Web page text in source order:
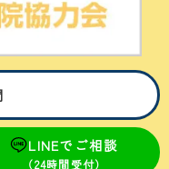
Reserved.
LINEでご相談
（24時間受付）